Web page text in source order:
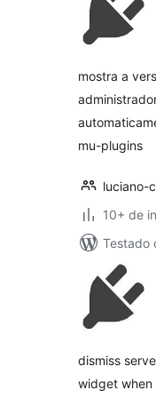
mostra a
mu-plugins
luciano-
10+ de
Testado
dismiss
widget when